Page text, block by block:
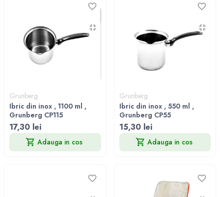
Grunberg
Ibric din inox , 1100 ml ,
Grunberg CP115
17,30 lei
Adauga in cos
Grunberg
Ibric din inox , 550 ml ,
Grunberg CP55
15,30 lei
Adauga in cos